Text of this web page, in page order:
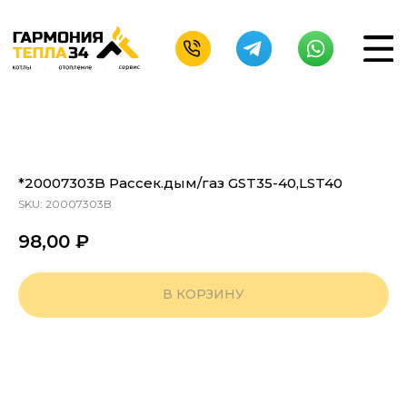
*20007303B Рассек.дым/газ GST35-40,LST40
SKU: 20007303B
98,00 ₽
В КОРЗИНУ